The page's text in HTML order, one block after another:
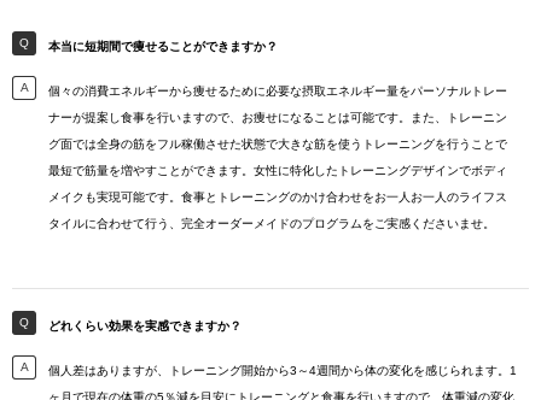
本当に短期間で痩せることができますか？
個々の消費エネルギーから痩せるために必要な摂取エネルギー量をパーソナルトレー
ナーが提案し食事を行いますので、お痩せになることは可能です。また、トレーニン
グ面では全身の筋をフル稼働させた状態で大きな筋を使うトレーニングを行うことで
最短で筋量を増やすことができます。女性に特化したトレーニングデザインでボディ
メイクも実現可能です。食事とトレーニングのかけ合わせをお一人お一人のライフス
タイルに合わせて行う、完全オーダーメイドのプログラムをご実感くださいませ。
どれくらい効果を実感できますか？
個人差はありますが、トレーニング開始から3～4週間から体の変化を感じられます。1
ヶ月で現在の体重の5％減を目安にトレーニングと食事を行いますので、体重減の変化